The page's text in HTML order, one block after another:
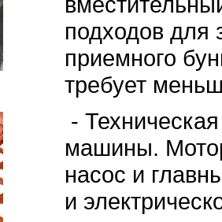
подходов для
приемного
требует
-
машины.
насос и
и